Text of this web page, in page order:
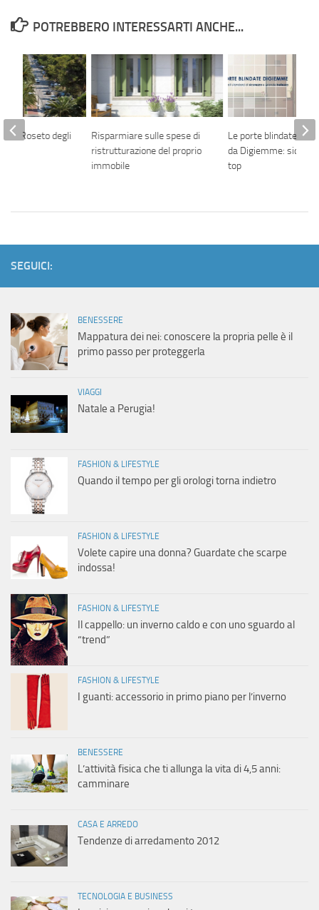
POTREBBERO INTERESSARTI ANCHE...
Risparmiare sulle spese di
ristrutturazione del proprio
immobile
Le porte blindate in
da Digiemme:
top
a Roseto degli
SEGUICI:
BENESSERE
Mappatura dei nei: conoscere la propria pelle è il
primo passo per proteggerla
VIAGGI
Natale a Perugia!
FASHION & LIFESTYLE
Quando il tempo per gli orologi torna indietro
FASHION & LIFESTYLE
Volete capire una donna? Guardate che scarpe
indossa!
FASHION & LIFESTYLE
Il cappello: un inverno caldo e con uno sguardo al
“trend”
FASHION & LIFESTYLE
I guanti: accessorio in primo piano per l’inverno
BENESSERE
L’attività fisica che ti allunga la vita di 4,5 anni:
camminare
CASA E ARREDO
Tendenze di arredamento 2012
TECNOLOGIA E BUSINESS